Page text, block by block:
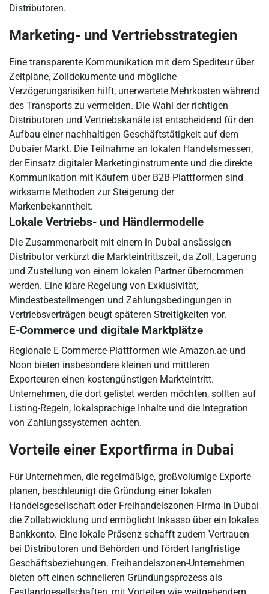
Distributoren.
Marketing- und Vertriebsstrategien
Eine transparente Kommunikation mit dem Spediteur über
Zeitpläne, Zolldokumente und mögliche
Verzögerungsrisiken hilft, unerwartete Mehrkosten während
des Transports zu vermeiden. Die Wahl der richtigen
Distributoren und Vertriebskanäle ist entscheidend für den
Aufbau einer nachhaltigen Geschäftstätigkeit auf dem
Dubaier Markt. Die Teilnahme an lokalen Handelsmessen,
der Einsatz digitaler Marketinginstrumente und die direkte
Kommunikation mit Käufern über B2B-Plattformen sind
wirksame Methoden zur Steigerung der
Markenbekanntheit.
Lokale Vertriebs- und Händlermodelle
Die Zusammenarbeit mit einem in Dubai ansässigen
Distributor verkürzt die Markteintrittszeit, da Zoll, Lagerung
und Zustellung von einem lokalen Partner übernommen
werden. Eine klare Regelung von Exklusivität,
Mindestbestellmengen und Zahlungsbedingungen in
Vertriebsverträgen beugt späteren Streitigkeiten vor.
E-Commerce und digitale Marktplätze
Regionale E-Commerce-Plattformen wie Amazon.ae und
Noon bieten insbesondere kleinen und mittleren
Exporteuren einen kostengünstigen Markteintritt.
Unternehmen, die dort gelistet werden möchten, sollten auf
Listing-Regeln, lokalsprachige Inhalte und die Integration
von Zahlungssystemen achten.
Vorteile einer Exportfirma in Dubai
Für Unternehmen, die regelmäßige, großvolumige Exporte
planen, beschleunigt die Gründung einer lokalen
Handelsgesellschaft oder Freihandelszonen-Firma in Dubai
die Zollabwicklung und ermöglicht Inkasso über ein lokales
Bankkonto. Eine lokale Präsenz schafft zudem Vertrauen
bei Distributoren und Behörden und fördert langfristige
Geschäftsbeziehungen. Freihandelszonen-Unternehmen
bieten oft einen schnelleren Gründungsprozess als